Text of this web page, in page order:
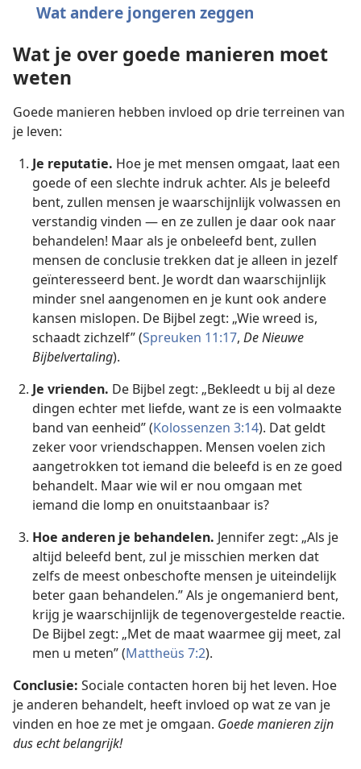
Wat andere jongeren zeggen
Wat je over goede manieren moet
weten
Goede manieren hebben invloed op drie terreinen van
je leven:
Je reputatie. Hoe je met mensen omgaat, laat een
goede of een slechte indruk achter. Als je beleefd
bent, zullen mensen je waarschijnlijk volwassen en
verstandig vinden — en ze zullen je daar ook naar
behandelen! Maar als je onbeleefd bent, zullen
mensen de conclusie trekken dat je alleen in jezelf
geïnteresseerd bent. Je wordt dan waarschijnlijk
minder snel aangenomen en je kunt ook andere
kansen mislopen. De Bijbel zegt: „Wie wreed is,
schaadt zichzelf” (Spreuken 11:17, De Nieuwe
Bijbelvertaling).
Je vrienden. De Bijbel zegt: „Bekleedt u bij al deze
dingen echter met liefde, want ze is een volmaakte
band van eenheid” (Kolossenzen 3:14). Dat geldt
zeker voor vriendschappen. Mensen voelen zich
aangetrokken tot iemand die beleefd is en ze goed
behandelt. Maar wie wil er nou omgaan met
iemand die lomp en onuitstaanbaar is?
Hoe anderen je behandelen. Jennifer zegt: „Als je
altijd beleefd bent, zul je misschien merken dat
zelfs de meest onbeschofte mensen je uiteindelijk
beter gaan behandelen.” Als je ongemanierd bent,
krijg je waarschijnlijk de tegenovergestelde reactie.
De Bijbel zegt: „Met de maat waarmee gij meet, zal
men u meten” (Mattheüs 7:2).
Conclusie: Sociale contacten horen bij het leven. Hoe
je anderen behandelt, heeft invloed op wat ze van je
vinden en hoe ze met je omgaan. Goede manieren zijn
dus echt belangrijk!